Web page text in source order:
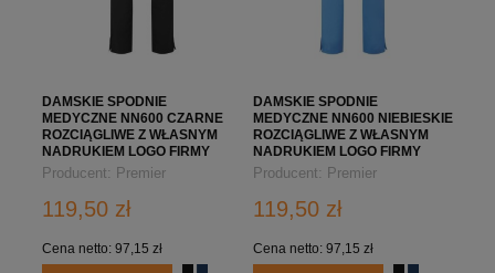
DAMSKIE SPODNIE
MEDYCZNE NN600 CZARNE
ROZCIĄGLIWE Z WŁASNYM
NADRUKIEM LOGO FIRMY
Producent: Premier
119,50 zł
Cena netto: 97,15 zł
DAMSKIE SPODNIE
MEDYCZNE NN600 NIEBIESKIE
ROZCIĄGLIWE Z WŁASNYM
NADRUKIEM LOGO FIRMY
Producent: Premier
119,50 zł
Cena netto: 97,15 zł